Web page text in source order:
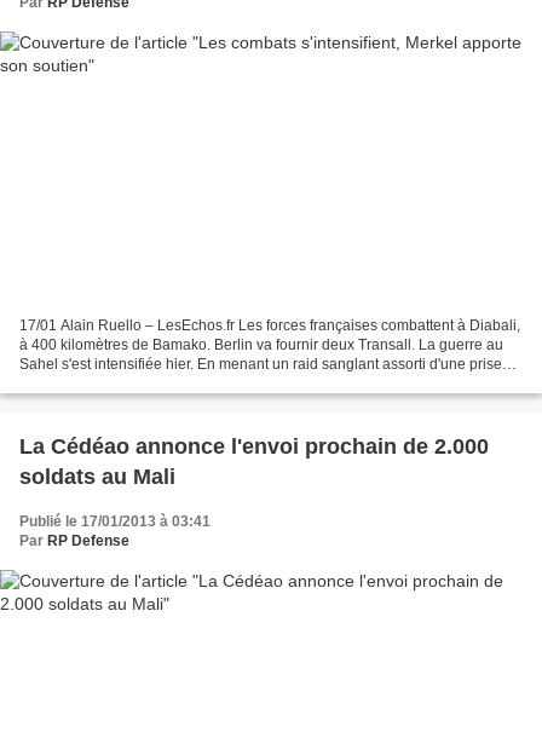
17/01 Alain Ruello – LesEchos.fr Les forces françaises combattent à Diabali,
à 400 kilomètres de Bamako. Berlin va fournir deux Transall. La guerre au
Sahel s'est intensifiée hier. En menant un raid sanglant assorti d'une prise
La Cédéao annonce l'envoi prochain de 2.000
soldats au Mali
Publié le 17/01/2013 à 03:41
Par RP Defense